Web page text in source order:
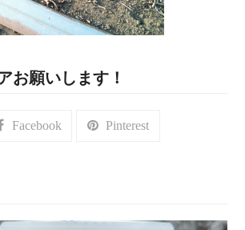
お願いします！
Facebook Pinterest